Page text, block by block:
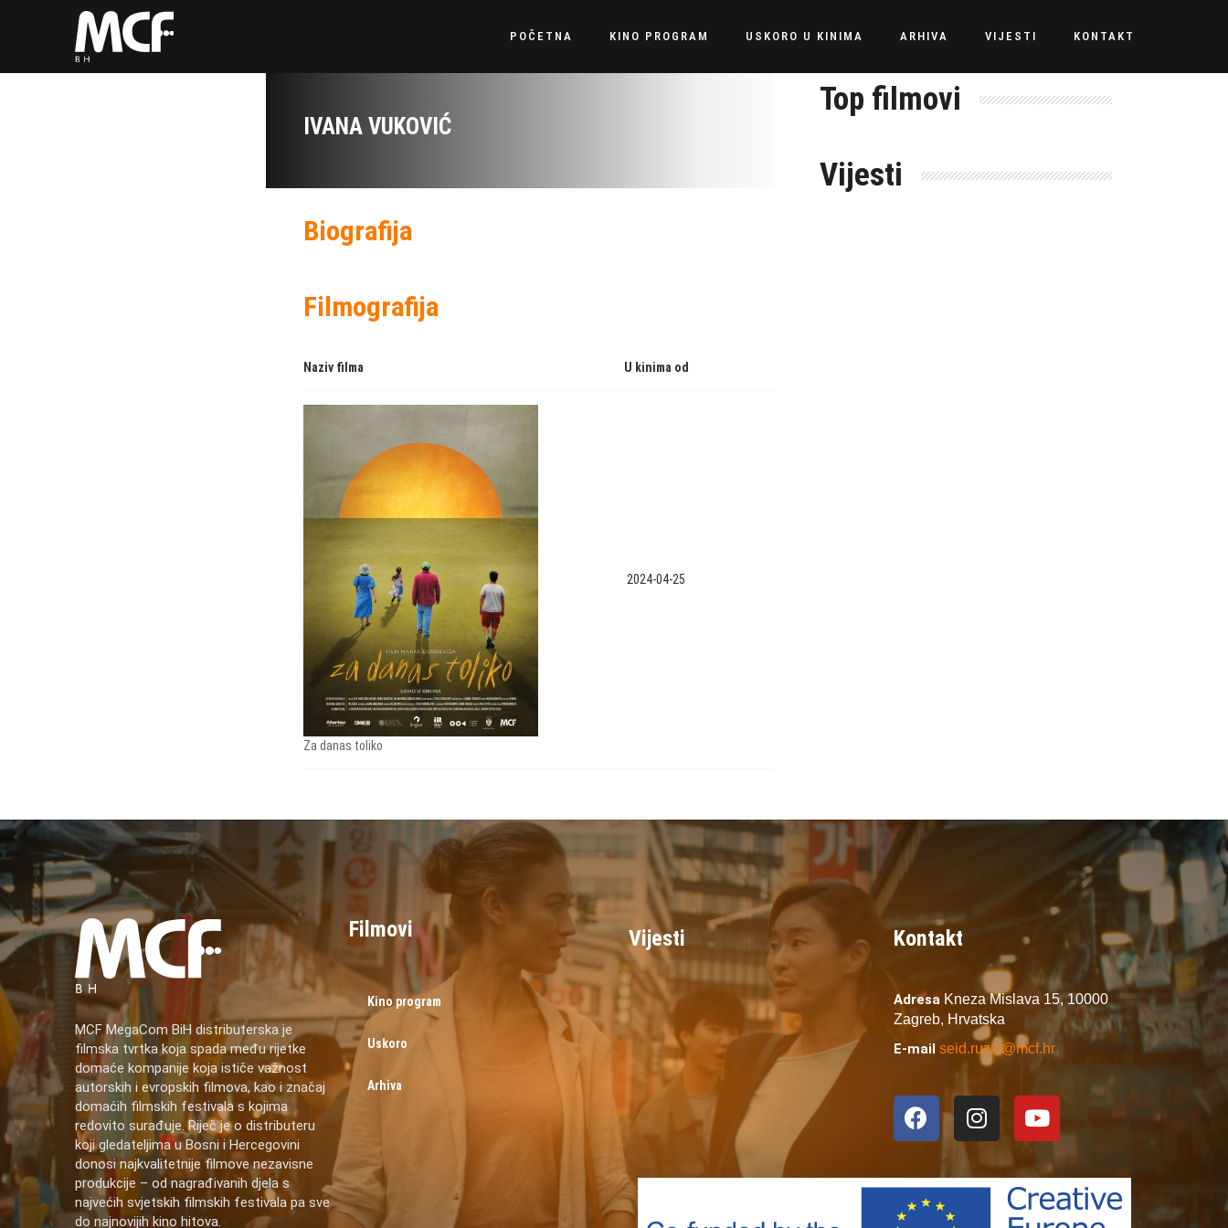
POČETNA KINO PROGRAM USKORO U KINIMA ARHIVA VIJESTI KONTAKT
IVANA VUKOVIĆ
Biografija
Filmografija
Naziv filma U kinima od
Za danas toliko
2024-04-25
Top filmovi
Vijesti
MCF MegaCom BiH distributerska je
filmska tvrtka koja spada među rijetke
domaće kompanije koja ističe važnost
autorskih i evropskih filmova, kao i značaj
domaćih filmskih festivala s kojima
redovito surađuje. Riječ je o distributeru
koji gledateljima u Bosni i Hercegovini
donosi najkvalitetnije filmove nezavisne
produkcije – od nagrađivanih djela s
najvećih svjetskih filmskih festivala pa sve
do najnovijih kino hitova.
Filmovi
Kino program
Uskoro
Arhiva
Vijesti Kontakt
Adresa Kneza Mislava 15,10000
Zagreb, Hrvatska
E-mail seid.ruzic@mcf.hr